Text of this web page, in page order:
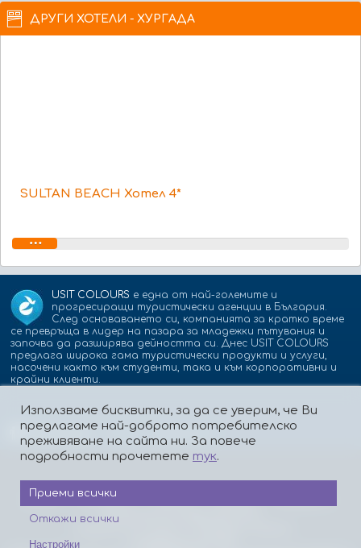
ДРУГИ ХОТЕЛИ - ХУРГАДА
SULTAN BEACH Хотел 4*
USIT COLOURS е една от най-големите и
прогресиращи туристически агенции в България.
След основаването си, компанията за кратко време
се превръща в лидер на пазара за младежки пътувания и
започва да разширява дейността си. Днес USIT COLOURS
предлага широка гама туристически продукти и услуги,
насочени както към студенти, така и към корпоративни и
крайни клиенти.
Партньори: isic.bg dskbank.bg
За нас Контакти
Политика за поверителност
Използваме бисквитки, за да се уверим, че Ви
предлагаме най-доброто потребителско
преживяване на сайта ни. За повече
подробности прочетете тук.
Приеми всички
Откажи всички
Настройки